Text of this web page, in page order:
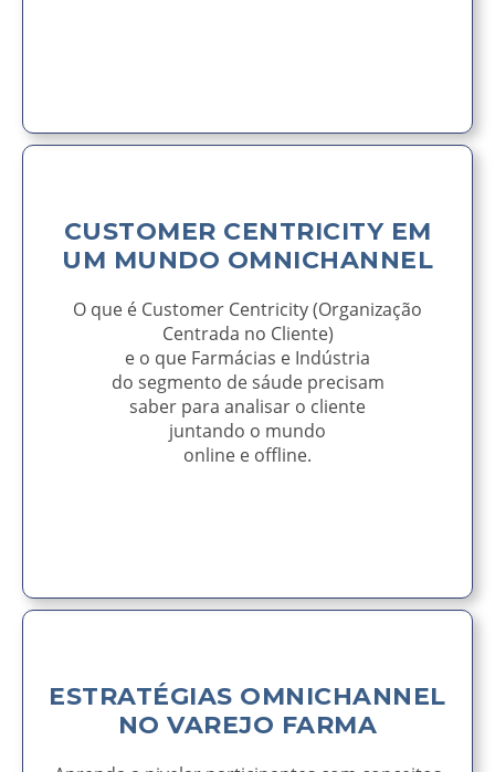
CUSTOMER CENTRICITY EM
UM MUNDO OMNICHANNEL
O que é Customer Centricity (Organização
Centrada no Cliente)
e o que Farmácias e Indústria
do segmento de sáude precisam
saber para analisar o cliente
juntando o mundo
online e offline.
ESTRATÉGIAS OMNICHANNEL
NO VAREJO FARMA